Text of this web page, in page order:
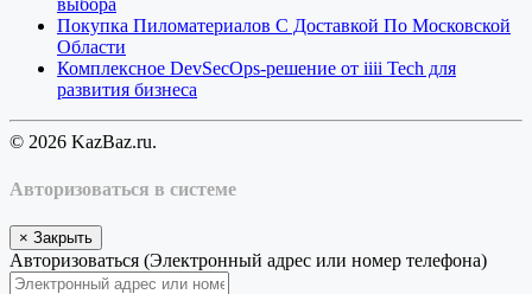
выбора
Покупка Пиломатериалов С Доставкой По Московской
Области
Комплексное DevSecOps-решение от iiii Tech для
развития бизнеса
© 2026 KazBaz.ru.
Авторизоваться в системе
× Закрыть
Авторизоваться (Электронный адрес или номер телефона)